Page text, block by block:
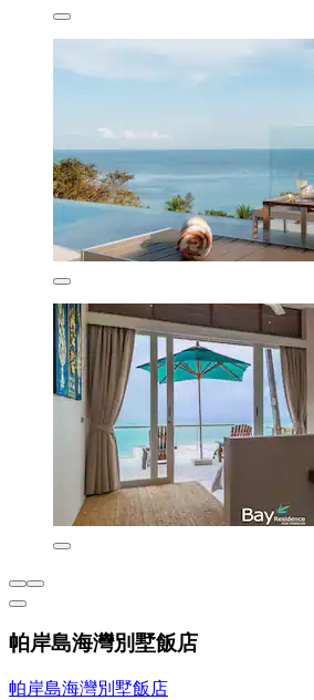
帕岸島海灣別墅飯店
帕岸島海灣別墅飯店